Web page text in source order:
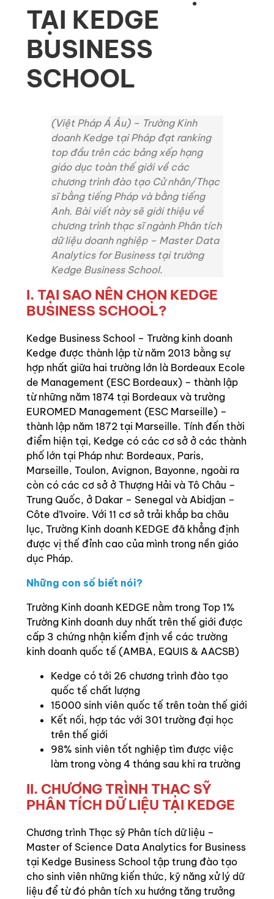
TẠI KEDGE
BUSINESS
SCHOOL
(Việt Pháp Á Âu) – Trường Kinh
doanh Kedge tại Pháp đạt ranking
top đầu trên các bảng xếp hạng
giáo dục toàn thế giới về các
chương trình đào tạo Cử nhân/Thạc
sĩ bằng tiếng Pháp và bằng tiếng
Anh. Bài viết này sẽ giới thiệu về
chương trình thạc sĩ ngành Phân tích
dữ liệu doanh nghiệp – Master Data
Analytics for Business tại trường
Kedge Business School.
I. TẠI SAO NÊN CHỌN KEDGE
BUSINESS SCHOOL?
Kedge Business School – Trường kinh doanh
Kedge được thành lập từ năm 2013 bằng sự
hợp nhất giữa hai trường lớn là Bordeaux Ecole
de Management (ESC Bordeaux) – thành lập
từ những năm 1874 tại Bordeaux và trường
EUROMED Management (ESC Marseille) –
thành lập năm 1872 tại Marseille. Tính đến thời
điểm hiện tại, Kedge có các cơ sở ở các thành
phố lớn tại Pháp như: Bordeaux, Paris,
Marseille, Toulon, Avignon, Bayonne, ngoài ra
còn có các cơ sở ở Thượng Hải và Tô Châu –
Trung Quốc, ở Dakar – Senegal và Abidjan –
Côte d’Ivoire. Với 11 cơ sở trải khắp ba châu
lục, Trường Kinh doanh KEDGE đã khẳng định
được vị thế đỉnh cao của mình trong nền giáo
dục Pháp.
Những con số biết nói?
Trường Kinh doanh KEDGE nằm trong Top 1%
Trường Kinh doanh duy nhất trên thế giới được
cấp 3 chứng nhận kiểm định về các trường
kinh doanh quốc tế (AMBA, EQUIS & AACSB)
Kedge có tới 26 chương trình đào tạo
quốc tế chất lượng
15000 sinh viên quốc tế trên toàn thế giới
Kết nối, hợp tác với 301 trường đại học
trên thế giới
98% sinh viên tốt nghiệp tìm được việc
làm trong vòng 4 tháng sau khi ra trường
II. CHƯƠNG TRÌNH THẠC SỸ
PHÂN TÍCH DỮ LIỆU TẠI KEDGE
Chương trình Thạc sỹ Phân tích dữ liệu –
Master of Science Data Analytics for Business
tại Kedge Business School tập trung đào tạo
cho sinh viên những kiến thức, kỹ năng xử lý dữ
liệu để từ đó phân tích xu hướng tăng trưởng